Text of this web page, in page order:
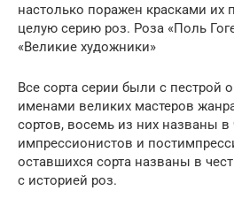
настолько поражен красками их
целую серию роз. Роза «Поль
«Великие художники»
Все сорта серии были с пестрой
именами великих мастеров
сортов, восемь из них названы в
импрессионистов и
оставшихся сорта названы в
с историей роз.